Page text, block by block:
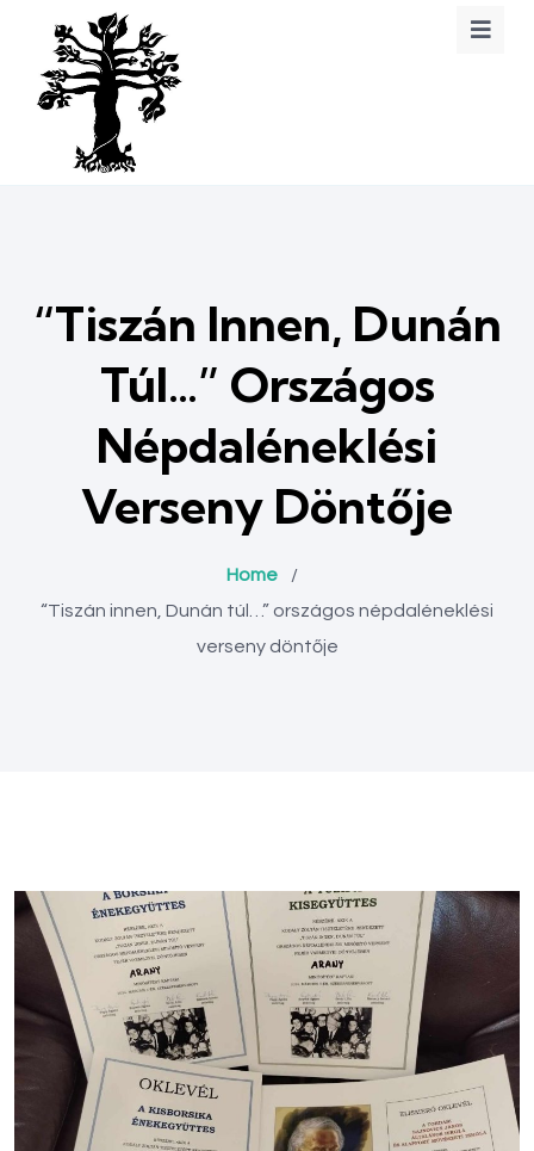
“Tiszán Innen, Dunán
Túl…” Országos
Népdaléneklési
Verseny Döntője
Home
/
“Tiszán innen, Dunán túl…” országos népdaléneklési
verseny döntője